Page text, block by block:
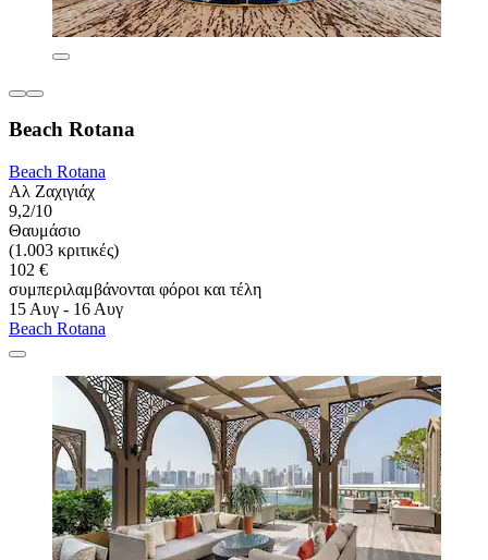
Beach Rotana
Beach Rotana
Αλ Ζαχιγιάχ
9,2/10
Θαυμάσιο
(1.003 κριτικές)
102 €
συμπεριλαμβάνονται φόροι και τέλη
15 Αυγ - 16 Αυγ
Beach Rotana